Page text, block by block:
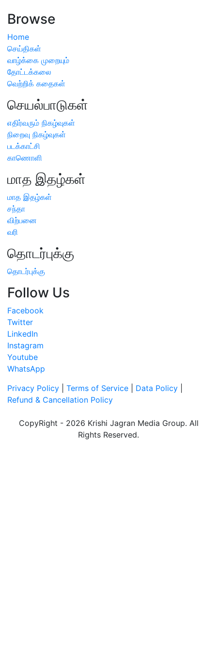
Browse
Home
செய்திகள்
வாழ்க்கை முறையும்
தோட்டக்கலை
வெற்றிக் கதைகள்
செயல்பாடுகள்
எதிர்வரும் நிகழ்வுகள்
நிறைவு நிகழ்வுகள்
படக்காட்சி
காணொளி
மாத இதழ்கள்
மாத இதழ்கள்
சந்தா
விற்பனை
வரி
தொடர்புக்கு
தொடர்புக்கு
Follow Us
Facebook
Twitter
LinkedIn
Instagram
Youtube
WhatsApp
Privacy Policy
Terms of Service Data Policy
Refund & Cancellation Policy
CopyRight - 2026 Krishi Jagran Media Group. All
Rights Reserved.